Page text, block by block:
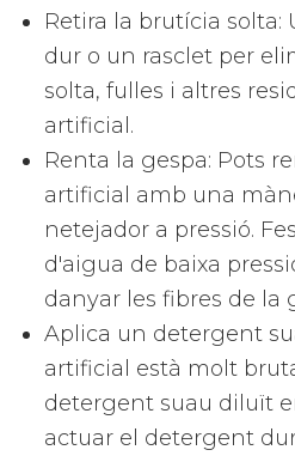
Retira la brutícia solta:
dur o un rasclet per
solta, fulles i altres
artificial.
Renta la gespa: Pots
artificial amb una
netejador a pressió.
d'aigua de baixa
danyar les fibres de la
Aplica un detergent
artificial està molt
detergent suau diluït
actuar el detergent